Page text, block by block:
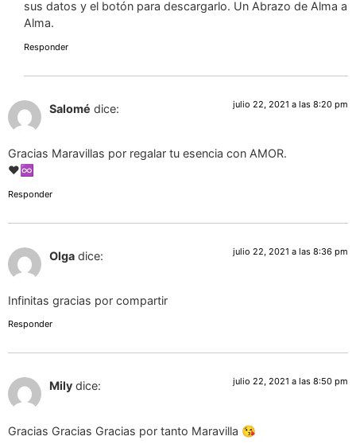
sus datos y el botón para descargarlo. Un Abrazo de Alma a
Alma.
Responder
Salomé dice: julio 22, 2021 a las 8:20 pm
Gracias Maravillas por regalar tu esencia con AMOR.
❤️♾
Responder
Olga dice: julio 22, 2021 a las 8:36 pm
Infinitas gracias por compartir
Responder
Mily dice: julio 22, 2021 a las 8:50 pm
Gracias Gracias Gracias por tanto Maravilla 😘